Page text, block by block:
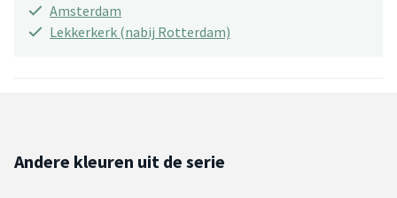
Amsterdam
Lekkerkerk (nabij Rotterdam)
Andere kleuren uit de serie